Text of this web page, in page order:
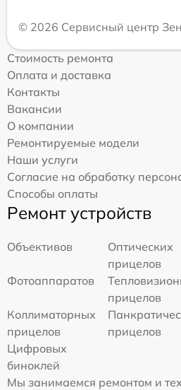
© 2026 Сервисный центр
Стоимость ремонта
Оплата и доставка
Контакты
Вакансии
О компании
Ремонтируемые модели
Наши услуги
Согласие на обработку
Способы оплаты
Ремонт устройств
Объективов
Оптических
прицелов
Фотоаппаратов
прицелов
Коллиматорных
прицелов
прицелов
Цифровых
биноклей
Мы занимаемся ремонтом и